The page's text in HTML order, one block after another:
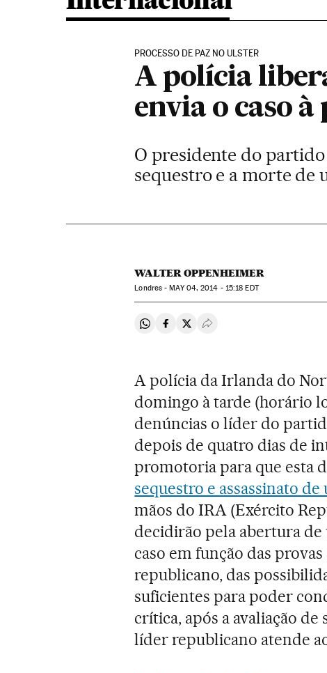
PROCESSO DE PAZ NO ULSTER
A polícia
envia o caso
O presidente do
sequestro e a morte de
WALTER OPPENHEIMER
Londres -MAY04, 2014 - 15:18 EDT
Compartir en Whatsapp
Compartir en Facebook
Compartir en Twitter
Desplegar Redes Sociales
A polícia da Irlanda do
domingo à tarde (horário
denúncias o líder do
depois de quatro dias de
promotoria para que esta
sequestro e assassinato
mãos do IRA (Exército
decidirão pela abertura
caso em função das
republicano, das
suficientes para poder
crítica, após a avaliação
líder republicano atende